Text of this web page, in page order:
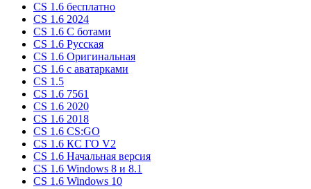
CS 1.6 бесплатно
CS 1.6 2024
CS 1.6 С ботами
CS 1.6 Русская
CS 1.6 Оригинальная
CS 1.6 c аватарками
CS 1.5
CS 1.6 7561
CS 1.6 2020
CS 1.6 2018
CS 1.6 CS:GO
CS 1.6 КС ГО V2
CS 1.6 Начальная версия
CS 1.6 Windows 8 и 8.1
CS 1.6 Windows 10